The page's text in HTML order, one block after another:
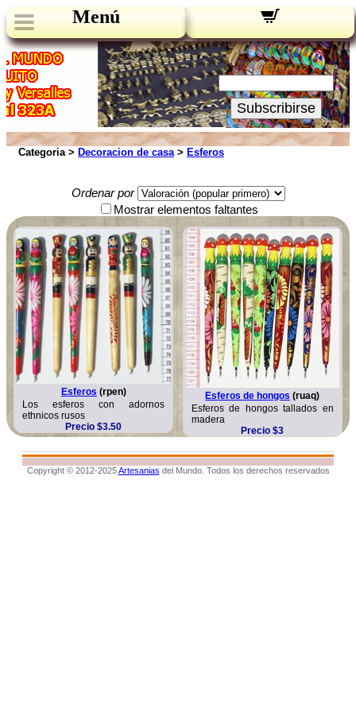
Menú
Novedades:
Su Email:
Subscribirse
Categoria > Decoracion de casa> Esferos
Ordenar por
Mostrar elementos faltantes
Esferos (rpen)
Los esferos con adornos
ethnicos rusos
Precio $3.50
Esferos de hongos (ruaq)
Esferos de hongos tallados en
madera
Precio $3
Copyright © 2012-2025Artesanias del Mundo. Todos los derechos reservados